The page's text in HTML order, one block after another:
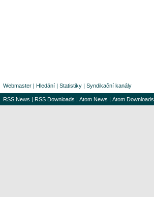
Webmaster | Hledání | Statistiky | Syndikační kanály
RSS News | RSS Downloads | Atom News | Atom Downloads